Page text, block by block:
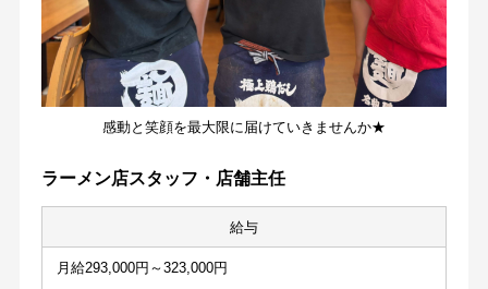
感動と笑顔を最大限に届けていきませんか★
ラーメン店スタッフ・店舗主任
給与
月給293,000円～323,000円